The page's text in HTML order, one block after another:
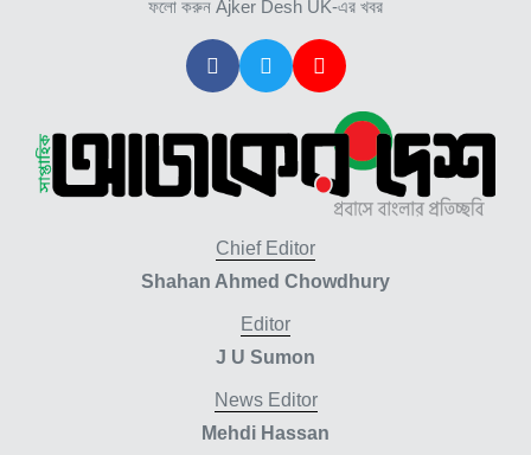
ফলো করুন Ajker Desh UK-এর খবর
Chief Editor
Shahan Ahmed Chowdhury
Editor
J U Sumon
News Editor
Mehdi Hassan